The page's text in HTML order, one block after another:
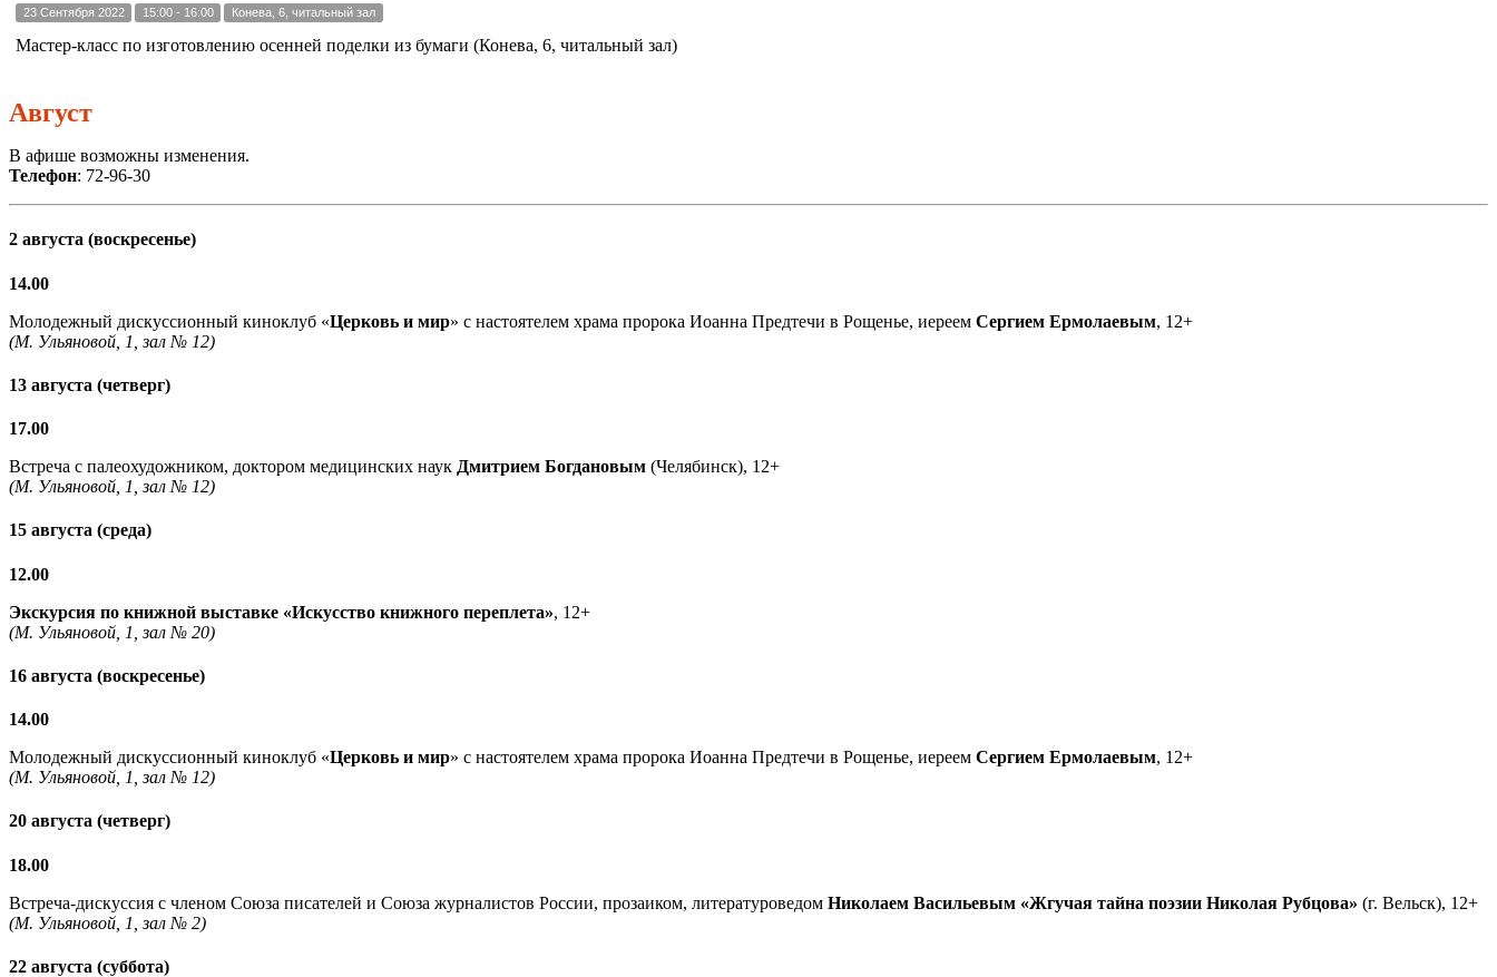
23 Сентября 2022 15:00 - 16:00 Конева, 6, читальный зал
Мастер-класс по изготовлению осенней поделки из бумаги (Конева, 6, читальный зал)
Август
В афише возможны изменения.
Телефон: 72-96-30
2 августа (воскресенье)
14.00
Молодежный дискуссионный киноклуб «Церковь и мир» с настоятелем храма пророка Иоанна Предтечи в Рощенье, иереем Сергием Ермолаевым, 12+
(М. Ульяновой, 1, зал № 12)
13 августа (четверг)
17.00
Встреча с палеохудожником, доктором медицинских наук Дмитрием Богдановым (Челябинск), 12+
(М. Ульяновой, 1, зал № 12)
15 августа (среда)
12.00
Экскурсия по книжной выставке «Искусство книжного переплета», 12+
(М. Ульяновой, 1, зал № 20)
16 августа (воскресенье)
14.00
Молодежный дискуссионный киноклуб «Церковь и мир» с настоятелем храма пророка Иоанна Предтечи в Рощенье, иереем Сергием Ермолаевым, 12+
(М. Ульяновой, 1, зал № 12)
20 августа (четверг)
18.00
Встреча-дискуссия с членом Союза писателей и Союза журналистов России, прозаиком, литературоведом Николаем Васильевым «Жгучая тайна поэзии Николая Рубцова» (г. Вельск), 12+
(М. Ульяновой, 1, зал № 2)
22 августа (суббота)